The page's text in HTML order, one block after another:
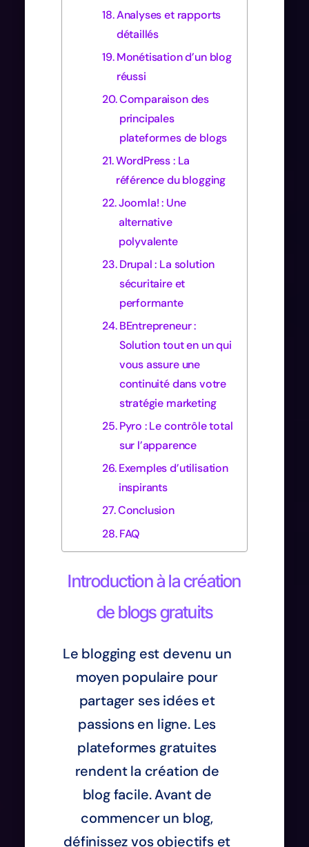
Analyses et rapports
détaillés
Monétisation d’un blog
réussi
Comparaison des
principales
plateformes de blogs
WordPress : La
référence du blogging
Joomla! : Une
alternative
polyvalente
Drupal : La solution
sécuritaire et
performante
BEntrepreneur :
Solution tout en un qui
vous assure une
continuité dans votre
stratégie marketing
Pyro : Le contrôle total
sur l’apparence
Exemples d’utilisation
inspirants
Conclusion
FAQ
Introduction à la création
de blogs gratuits
Le blogging est devenu un
moyen populaire pour
partager ses idées et
passions en ligne. Les
plateformes gratuites
rendent la création de
blog facile. Avant de
commencer un blog,
définissez vos objectifs et